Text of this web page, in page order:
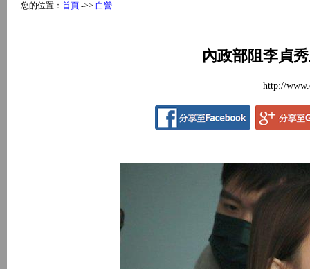
您的位置： 首頁 ->> 白營
內政部阻李貞
http://